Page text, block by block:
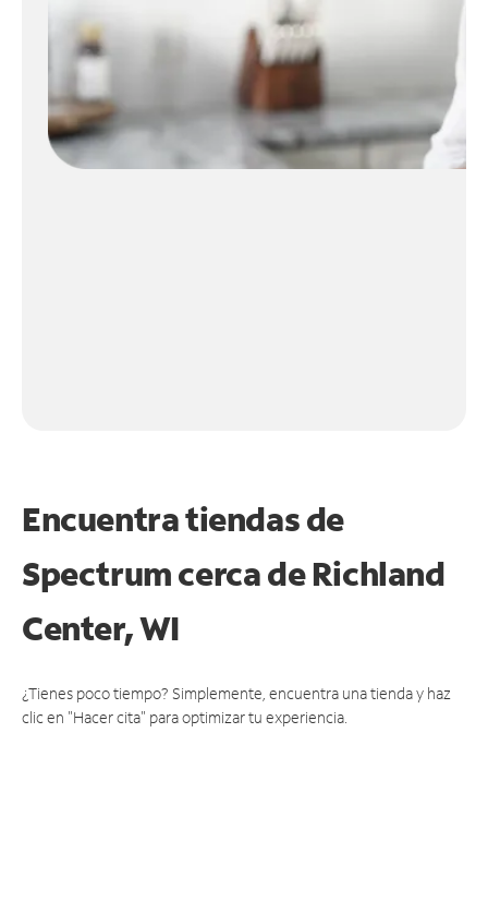
Encuentra tiendas de
Spectrum cerca deRichland
Center, WI
¿Tienes poco tiempo? Simplemente, encuentra una tienda y haz
clic en "Hacer cita" para optimizar tu experiencia.